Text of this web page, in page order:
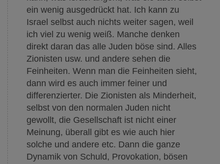
ein wenig ausgedrückt hat. Ich kann zu
Israel selbst auch nichts weiter sagen, weil
ich viel zu wenig weiß. Manche denken
direkt daran das alle Juden böse sind. Alles
Zionisten usw. und andere sehen die
Feinheiten. Wenn man die Feinheiten sieht,
dann wird es auch immer feiner und
differenzierter. Die Zionisten als Minderheit,
selbst von den normalen Juden nicht
gewollt, die Gesellschaft ist nicht einer
Meinung, überall gibt es wie auch hier
solche und andere etc. Dann die ganze
Dynamik von Schuld, Provokation, bösen